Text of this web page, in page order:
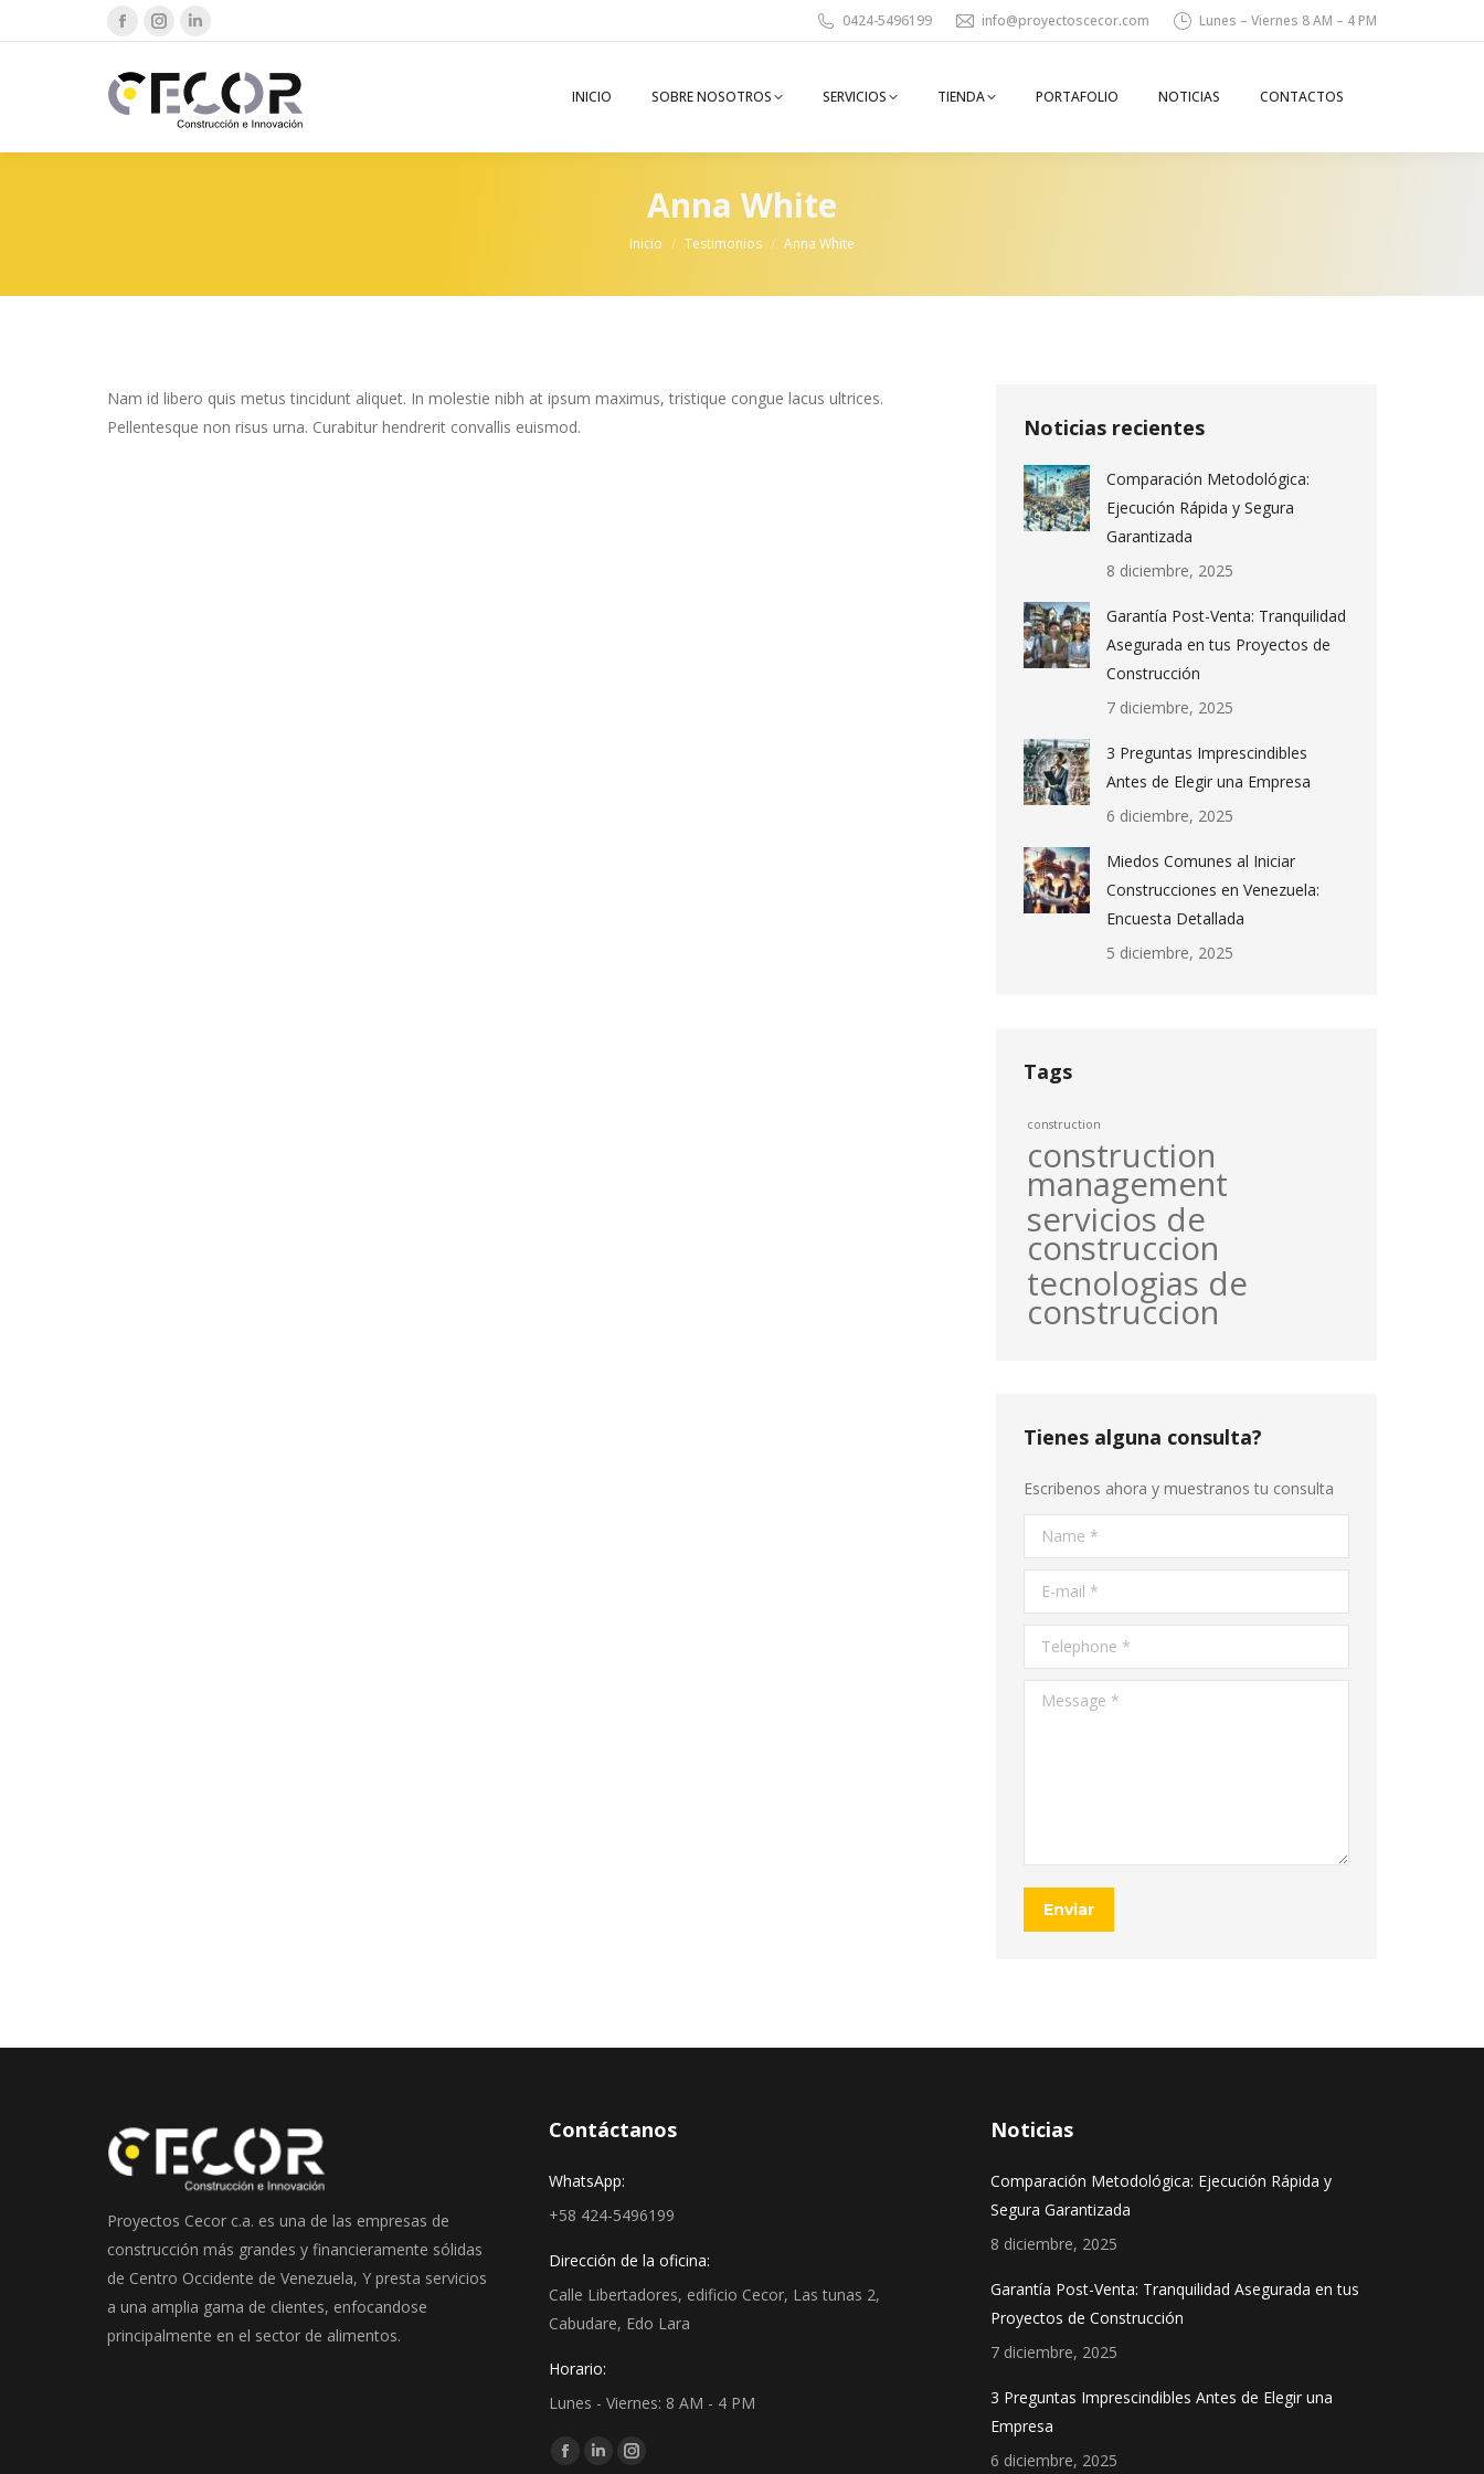
Facebook
opens
new
Instagram
opens
new
opens
in
new
0424-5496199 info@proyectoscecor.com Lunes – Viernes 8 AM – 4 PM
INICIO SOBRE NOSOTROS SERVICIOS TIENDA PORTAFOLIO NOTICIAS CONTACTOS
Anna White
You are here:
Inicio Testimonios Anna White
Nam id libero quis metus tincidunt aliquet. In molestie nibh at ipsum maximus, tristique congue lacus ultrices.
Pellentesque non risus urna. Curabitur hendrerit convallis euismod.
Noticias recientes
Comparación Metodológica:
Ejecución Rápida y Segura
Garantizada
8 diciembre, 2025
Garantía Post-Venta: Tranquilidad
Asegurada en tus Proyectos de
Construcción
7 diciembre, 2025
3 Preguntas Imprescindibles
Antes de Elegir una Empresa
6 diciembre, 2025
Miedos Comunes al Iniciar
Construcciones en Venezuela:
Encuesta Detallada
5 diciembre, 2025
Tags
construction
construction
management
servicios de
construccion
tecnologias de
construccion
Tienes alguna consulta?
Escribenos ahora y muestranos tu consulta
Name *
E-mail *
Telephone *
Message *
Enviar
Proyectos Cecor c.a. es una de las empresas de
construcción más grandes y financieramente sólidas
de Centro Occidente de Venezuela, Y presta servicios
a una amplia gama de clientes, enfocandose
principalmente en el sector de alimentos.
Contáctanos
WhatsApp:
+58 424-5496199
Dirección de la oficina:
Calle Libertadores, edificio Cecor, Las tunas 2,
Cabudare, Edo Lara
Horario:
Lunes - Viernes: 8 AM - 4 PM
Find us on:
Facebook
LinkedinInstagram
Noticias
Comparación Metodológica: Ejecución Rápida y
Segura Garantizada
8 diciembre, 2025
Garantía Post-Venta: Tranquilidad Asegurada en tus
Proyectos de Construcción
7 diciembre, 2025
3 Preguntas Imprescindibles Antes de Elegir una
Empresa
6 diciembre, 2025